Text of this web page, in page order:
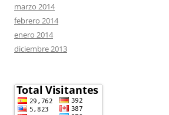
marzo 2014
febrero 2014
enero 2014
diciembre 2013